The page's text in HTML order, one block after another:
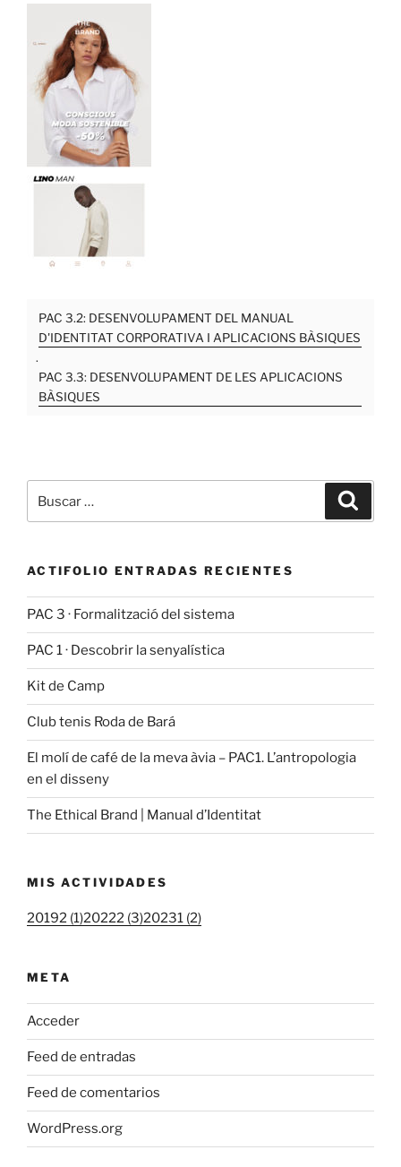
PAC 3.2: DESENVOLUPAMENT DEL MANUAL
D'IDENTITAT CORPORATIVA I APLICACIONS BÀSIQUES
.
PAC 3.3: DESENVOLUPAMENT DE LES APLICACIONS
BÀSIQUES
por:
ACTIFOLIO ENTRADAS RECIENTES
PAC 3 · Formalització del sistema
PAC 1 · Descobrir la senyalística
Kit de Camp
Club tenis Roda de Bará
El molí de café de la meva àvia – PAC1. L’antropologia
en el disseny
The Ethical Brand | Manual d’Identitat
MIS ACTIVIDADES
20192 (1)20222 (3)20231 (2)
META
Acceder
Feed de entradas
Feed de comentarios
WordPress.org